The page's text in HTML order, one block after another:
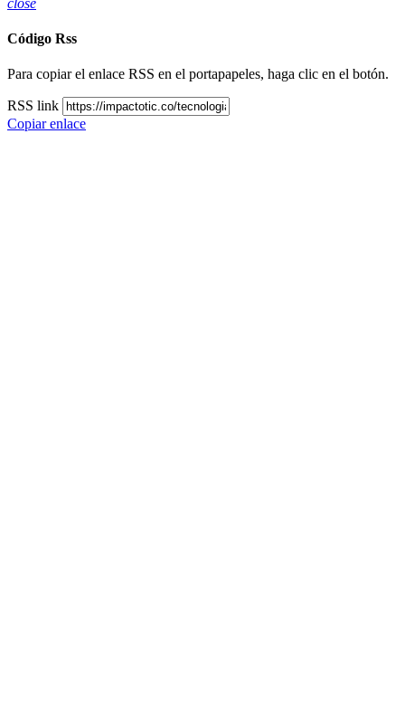
close
Código Rss
Para copiar el enlace RSS en el portapapeles, haga clic en el botón.
RSS link
Copiar enlace